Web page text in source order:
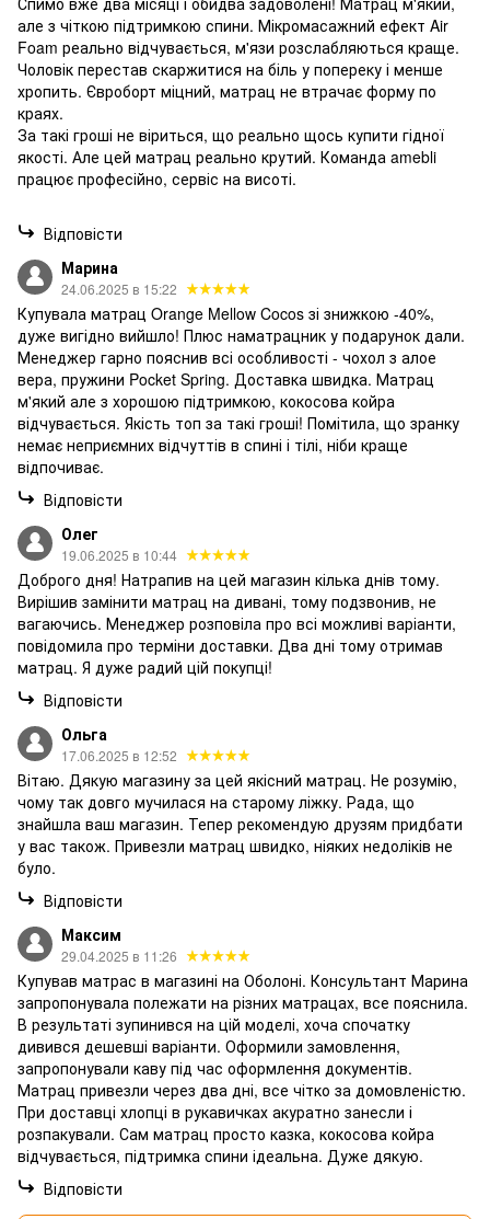
але з чіткою підтримкою спини. Мікромасажний ефект Air
Foam реально відчувається, м'язи розслабляються краще.
Чоловік перестав скаржитися на біль у попереку і менше
хропить. Євроборт міцний, матрац не втрачає форму по
краях.
За такі гроші не віриться, що реально щось купити гідної
якості. Але цей матрац реально крутий. Команда amebli
працює професійно, сервіс на висоті.
Відповісти
Марина
24.06.2025 в 15:22
Купувала матрац Orange Mellow Cocos зі знижкою -40%,
дуже вигідно вийшло! Плюс наматрацник у подарунок дали.
Менеджер гарно пояснив всі особливості - чохол з алое
вера, пружини Pocket Spring. Доставка швидка. Матрац
м'який але з хорошою підтримкою, кокосова койра
відчувається. Якість топ за такі гроші! Помітила, що зранку
немає неприємних відчуттів в спині і тілі, ніби краще
відпочиває.
Відповісти
Олег
19.06.2025 в 10:44
Доброго дня! Натрапив на цей магазин кілька днів тому.
Вирішив замінити матрац на дивані, тому подзвонив, не
вагаючись. Менеджер розповіла про всі можливі варіанти,
повідомила про терміни доставки. Два дні тому отримав
матрац. Я дуже радий цій покупці!
Відповісти
Ольга
17.06.2025 в 12:52
Вітаю. Дякую магазину за цей якісний матрац. Не розумію,
чому так довго мучилася на старому ліжку. Рада, що
знайшла ваш магазин. Тепер рекомендую друзям придбати
у вас також. Привезли матрац швидко, ніяких недоліків не
було.
Відповісти
Максим
29.04.2025 в 11:26
Купував матрас в магазині на Оболоні. Консультант Марина
запропонувала полежати на різних матрацах, все пояснила.
В результаті зупинився на цій моделі, хоча спочатку
дивився дешевші варіанти. Оформили замовлення,
запропонували каву під час оформлення документів.
Матрац привезли через два дні, все чітко за домовленістю.
При доставці хлопці в рукавичках акуратно занесли і
розпакували. Сам матрац просто казка, кокосова койра
відчувається, підтримка спини ідеальна. Дуже дякую.
Відповісти